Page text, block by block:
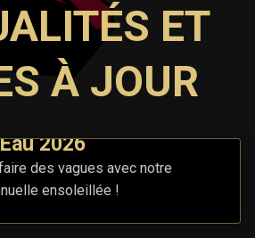
ET
À JOUR
2026
des vagues avec notre
ensoleillée !